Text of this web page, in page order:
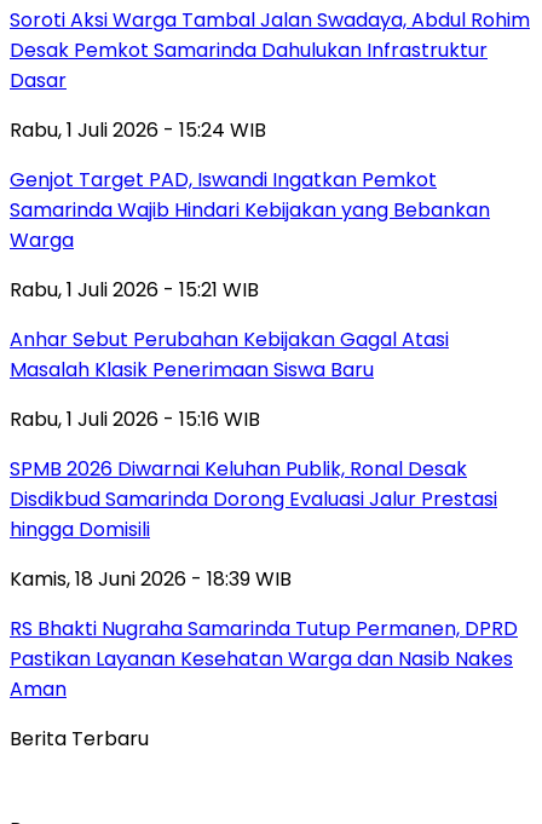
Soroti Aksi Warga Tambal Jalan Swadaya, Abdul Rohim
Desak Pemkot Samarinda Dahulukan Infrastruktur
Dasar
Rabu, 1 Juli 2026 - 15:24 WIB
Genjot Target PAD, Iswandi Ingatkan Pemkot
Samarinda Wajib Hindari Kebijakan yang Bebankan
Warga
Rabu, 1 Juli 2026 - 15:21 WIB
Anhar Sebut Perubahan Kebijakan Gagal Atasi
Masalah Klasik Penerimaan Siswa Baru
Rabu, 1 Juli 2026 - 15:16 WIB
SPMB 2026 Diwarnai Keluhan Publik, Ronal Desak
Disdikbud Samarinda Dorong Evaluasi Jalur Prestasi
hingga Domisili
Kamis, 18 Juni 2026 - 18:39 WIB
RS Bhakti Nugraha Samarinda Tutup Permanen, DPRD
Pastikan Layanan Kesehatan Warga dan Nasib Nakes
Aman
Berita Terbaru